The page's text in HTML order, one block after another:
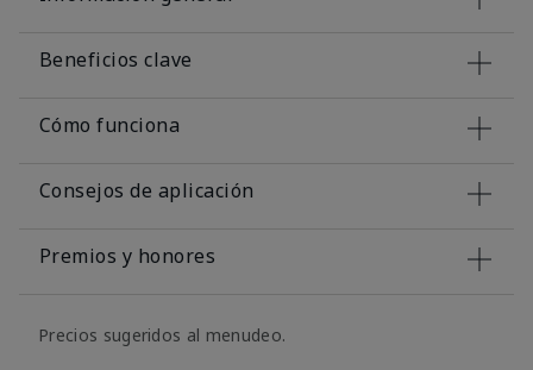
Beneficios clave
Cómo funciona
Consejos de aplicación
Premios y honores
Precios sugeridos al menudeo.